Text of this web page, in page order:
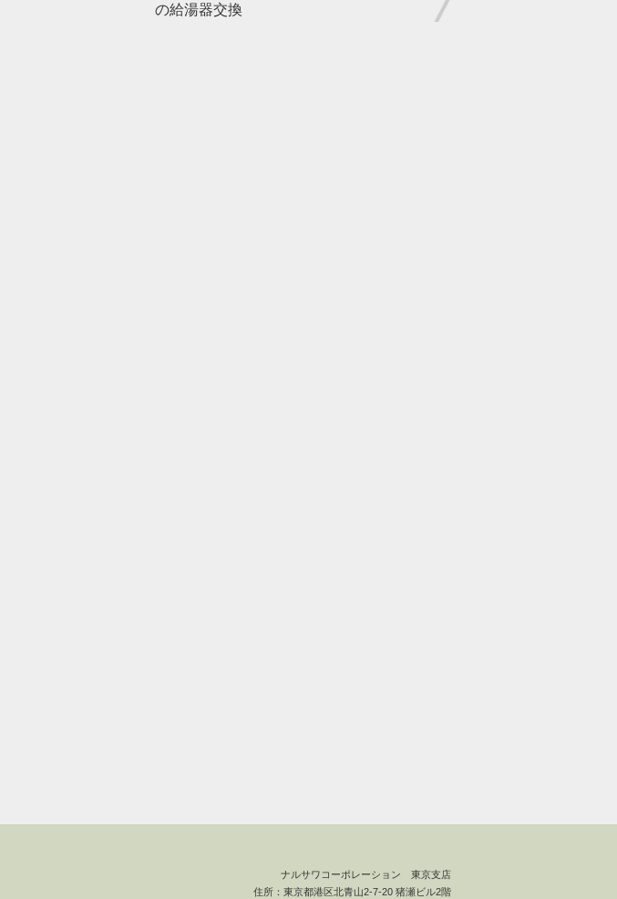
の給湯器交換
ナルサワコーポレーション 東京支店
住所：東京都港区北青山2-7-20 猪瀬ビル2階